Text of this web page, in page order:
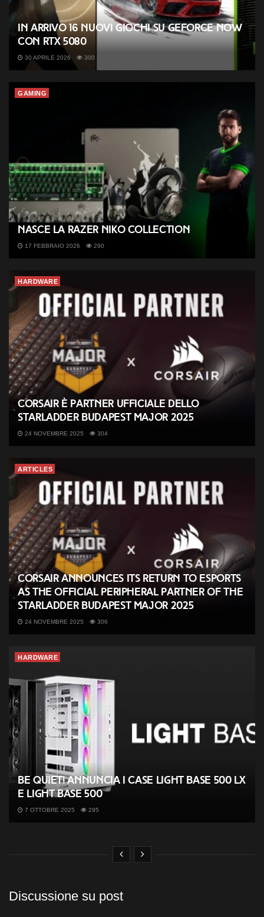
In arrivo 16 nuovi giochi su GeForce NOW
con RTX 5080
30 APRILE 2026 300
GAMING
Nasce la Razer NiKo Collection
17 FEBBRAIO 2026 290
HARDWARE
CORSAIR è partner ufficiale dello
StarLadder Budapest Major 2025
24 NOVEMBRE 2025 304
ARTICLES
CORSAIR Announces its Return to Esports
as the Official Peripheral Partner of the
StarLadder Budapest Major 2025
24 NOVEMBRE 2025 306
HARDWARE
be quiet! annuncia i case Light Base 500 LX
e Light Base 500
7 OTTOBRE 2025 295
Discussione su post